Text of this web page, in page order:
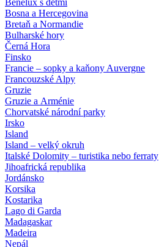
Benelux s dětmi
Bosna a Hercegovina
Bretaň a Normandie
Bulharské hory
Černá Hora
Finsko
Francie – sopky a kaňony Auvergne
Francouzské Alpy
Gruzie
Gruzie a Arménie
Chorvatské národní parky
Irsko
Island
Island – velký okruh
Italské Dolomity – turistika nebo ferraty
Jihoafrická republika
Jordánsko
Korsika
Kostarika
Lago di Garda
Madagaskar
Madeira
Nepál